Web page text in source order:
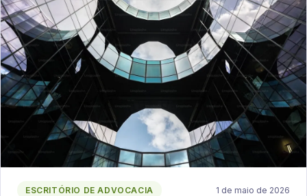
ESCRITÓRIO DE ADVOCACIA 1 de maio de 2026